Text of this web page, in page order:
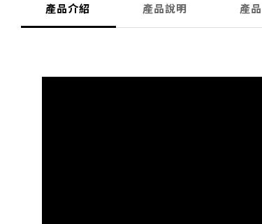
產品介紹 產品說明 產